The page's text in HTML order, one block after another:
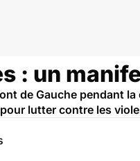
: un
de Gauche pendant
lutter contre les